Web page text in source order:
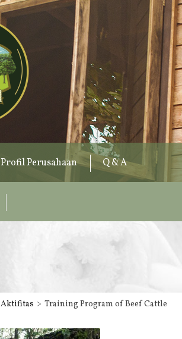
Profil Perusahaan Q & A
Aktifitas Training Program of Beef Cattle